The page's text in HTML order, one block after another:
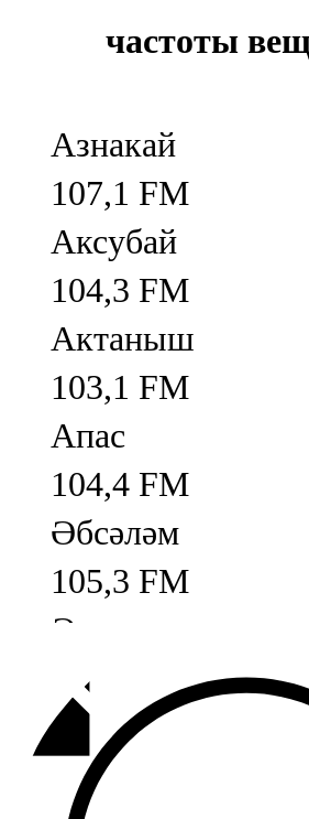
частоты
Азнакай
107,1 FM
Аксубай
104,3 FM
Актаныш
103,1 FM
Апас
104,4 FM
Әбсәләм
105,3 FM
Әлмәт
92,9 FM
Базарлы матак
107,1 FM